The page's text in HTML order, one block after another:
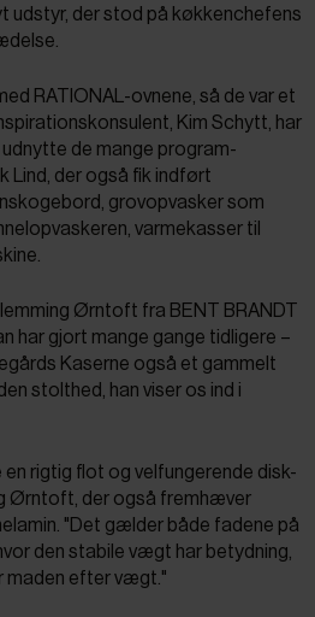
udstyr, der stod på køkkenchefens
RATIONAL-ovnene, så de var et
Kim Schytt, har
udnytte de mange program-
Lind, der også fik indført
grovopvasker som
varmekasser til
Ørntoft fra BENT BRANDT
har gjort mange gange tidligere –
Kaserne også et gammelt
stolthed, han viser os ind i
en rigtig flot og velfungerende disk-
Ørntoft, der også fremhæver
"Det gælder både fadene på
den stabile vægt har betydning,
maden efter vægt."